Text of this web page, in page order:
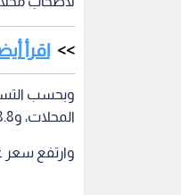
اقرأ
المحلات، و38.8 دينار لجهة البيع.
وارتفع سعر غرام الذهب من عيار 18